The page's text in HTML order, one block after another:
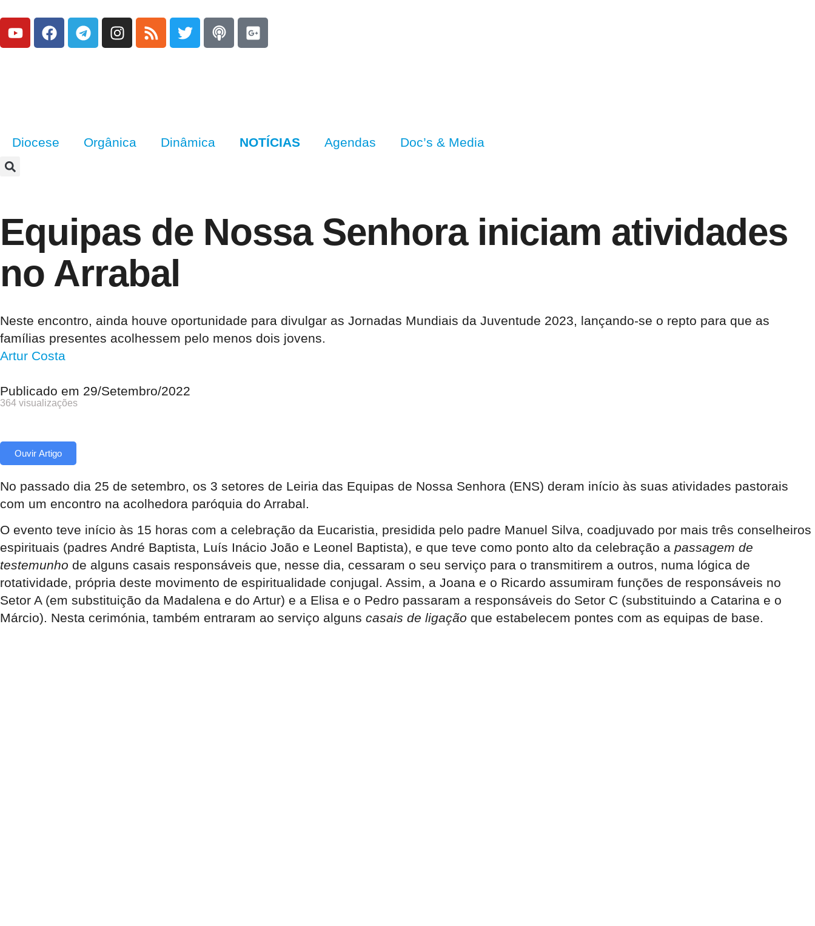
Diocese Orgânica Dinâmica NOTÍCIAS Agendas Doc’s & Media
Equipas de Nossa Senhora iniciam atividades
no Arrabal
Neste encontro, ainda houve oportunidade para divulgar as Jornadas Mundiais da Juventude 2023, lançando-se o repto para que as
famílias presentes acolhessem pelo menos dois jovens.
Artur Costa
Publicado em 29/Setembro/2022
364 visualizações
Ouvir Artigo
No passado dia 25 de setembro, os 3 setores de Leiria das Equipas de Nossa Senhora (ENS) deram início às suas atividades pastorais
com um encontro na acolhedora paróquia do Arrabal.
O evento teve início às 15 horas com a celebração da Eucaristia, presidida pelo padre Manuel Silva, coadjuvado por mais três conselheiros
espirituais (padres André Baptista, Luís Inácio João e Leonel Baptista), e que teve como ponto alto da celebração a passagem de
testemunho de alguns casais responsáveis que, nesse dia, cessaram o seu serviço para o transmitirem a outros, numa lógica de
rotatividade, própria deste movimento de espiritualidade conjugal. Assim, a Joana e o Ricardo assumiram funções de responsáveis no
Setor A (em substituição da Madalena e do Artur) e a Elisa e o Pedro passaram a responsáveis do Setor C (substituindo a Catarina e o
Márcio). Nesta cerimónia, também entraram ao serviço alguns casais de ligação que estabelecem pontes com as equipas de base.